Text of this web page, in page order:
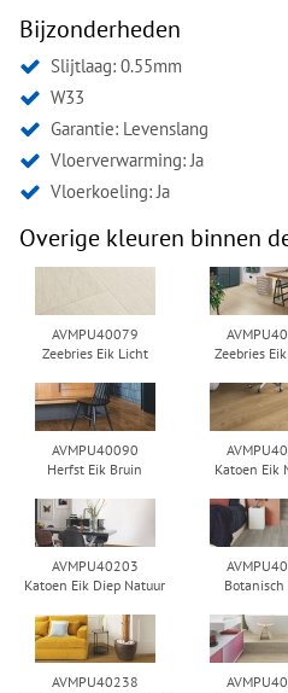
Bijzonderheden
Slijtlaag: 0.55mm
W33
Garantie: Levenslang
Vloerverwarming: Ja
Vloerkoeling: Ja
Overige kleuren binnen
AVMPU40079
Zeebries Eik Licht
Zeebries
AVMPU40090
Herfst Eik Bruin
Katoen Eik
AVMPU40203
Katoen Eik Diep Natuur
Botanisch
AVMPU40238